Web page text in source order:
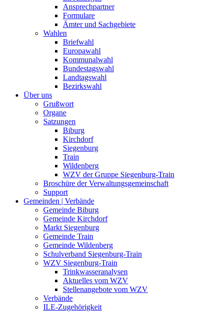
Ansprechpartner
Formulare
Ämter und Sachgebiete
Wahlen
Briefwahl
Europawahl
Kommunalwahl
Bundestagswahl
Landtagswahl
Bezirkswahl
Über uns
Grußwort
Organe
Satzungen
Biburg
Kirchdorf
Siegenburg
Train
Wildenberg
WZV der Gruppe Siegenburg-Train
Broschüre der Verwaltungsgemeinschaft
Support
Gemeinden | Verbände
Gemeinde Biburg
Gemeinde Kirchdorf
Markt Siegenburg
Gemeinde Train
Gemeinde Wildenberg
Schulverband Siegenburg-Train
WZV Siegenburg-Train
Trinkwasseranalysen
Aktuelles vom WZV
Stellenangebote vom WZV
Verbände
ILE-Zugehörigkeit